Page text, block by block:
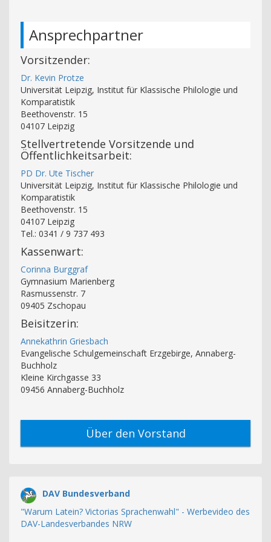
Ansprechpartner
Vorsitzender:
Dr. Kevin Protze
Universität Leipzig, Institut für Klassische Philologie und
Komparatistik
Beethovenstr. 15
04107 Leipzig
Stellvertretende Vorsitzende und
Öffentlichkeitsarbeit:
PD Dr. Ute Tischer
Universität Leipzig, Institut für Klassische Philologie und
Komparatistik
Beethovenstr. 15
04107 Leipzig
Tel.: 0341 / 9 737 493
Kassenwart:
Corinna Burggraf
Gymnasium Marienberg
Rasmussenstr. 7
09405 Zschopau
Beisitzerin:
Annekathrin Griesbach
Evangelische Schulgemeinschaft Erzgebirge, Annaberg-
Buchholz
Kleine Kirchgasse 33
09456 Annaberg-Buchholz
Über den Vorstand
DAV Bundesverband
"Warum Latein? Victorias Sprachenwahl" - Werbevideo des
DAV-Landesverbandes NRW